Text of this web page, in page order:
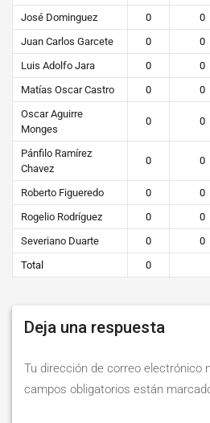
José Dominguez
0 0
Juan Carlos Garcete
0 0
Luis Adolfo Jara
0 0
Matías Oscar Castro
0 0
Oscar Aguirre
Monges
0 0
Pánfilo Ramírez
Chavez
0 0
Roberto Figueredo 0 0
Rogelio Rodríguez
0 0
Severiano Duarte
0 0
Total
0
Deja una respuesta
Tu dirección de correo electrónico
campos obligatorios están